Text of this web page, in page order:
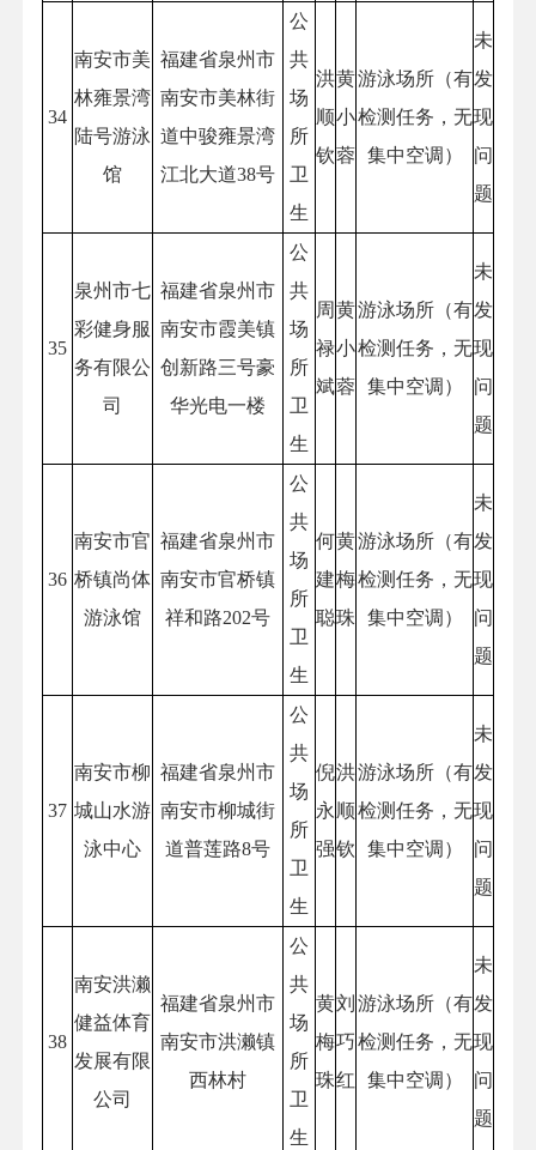
34
南安市美
林雍景湾
陆号游泳
馆
福建省泉州市
南安市美林街
道中骏雍景湾
江北大道38号
公
共
场
所
卫
生
洪
顺
钦
黄
小
蓉
游泳场所（有
检测任务，无
集中空调）
未
发
现
问
题
35
泉州市七
彩健身服
务有限公
司
福建省泉州市
南安市霞美镇
创新路三号豪
华光电一楼
公
共
场
所
卫
生
周
禄
斌
黄
小
蓉
游泳场所（有
检测任务，无
集中空调）
未
发
现
问
题
36
南安市官
桥镇尚体
游泳馆
福建省泉州市
南安市官桥镇
祥和路202号
公
共
场
所
卫
生
何
建
聪
黄
梅
珠
游泳场所（有
检测任务，无
集中空调）
未
发
现
问
题
37
南安市柳
城山水游
泳中心
福建省泉州市
南安市柳城街
道普莲路8号
公
共
场
所
卫
生
倪
永
强
洪
顺
钦
游泳场所（有
检测任务，无
集中空调）
未
发
现
问
题
38
南安洪濑
健益体育
发展有限
公司
福建省泉州市
南安市洪濑镇
西林村
公
共
场
所
卫
生
黄
梅
珠
刘
巧
红
游泳场所（有
检测任务，无
集中空调）
未
发
现
问
题